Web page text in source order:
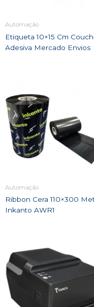
Automação
Etiqueta 10×15 Cm
Adesiva Mercado Envios
Automação
Ribbon Cera 110×300
Inkanto AWR1